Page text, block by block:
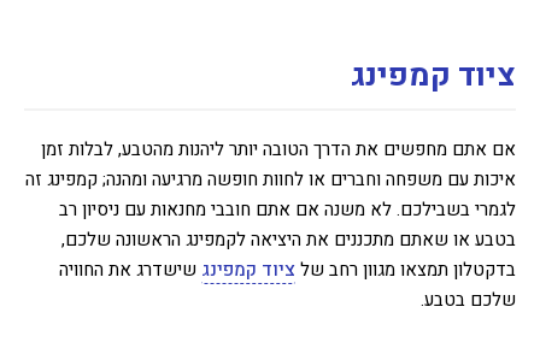
ציוד קמפינג
אם אתם מחפשים את הדרך הטובה יותר ליהנות מהטבע, לבלות זמן
איכות עם משפחה וחברים או לחוות חופשה מרגיעה ומהנה; קמפינג זה
לגמרי בשבילכם. לא משנה אם אתם חובבי מחנאות עם ניסיון רב
בטבע או שאתם מתכננים את היציאה לקמפינג הראשונה שלכם,
בדקטלון תמצאו מגוון רחב שלציוד קמפינג שישדרג את החוויה
שלכם בטבע.